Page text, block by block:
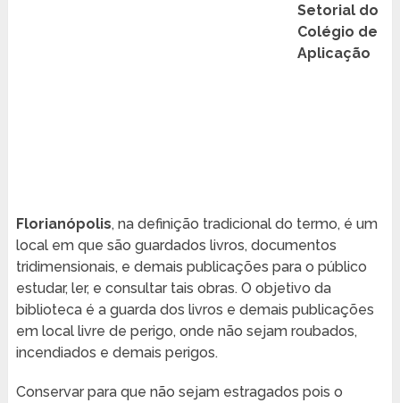
Setorial do
Colégio de
Aplicação
Florianópolis, na definição tradicional do termo, é um
local em que são guardados livros, documentos
tridimensionais, e demais publicações para o público
estudar, ler, e consultar tais obras. O objetivo da
biblioteca é a guarda dos livros e demais publicações
em local livre de perigo, onde não sejam roubados,
incendiados e demais perigos.
Conservar para que não sejam estragados pois o